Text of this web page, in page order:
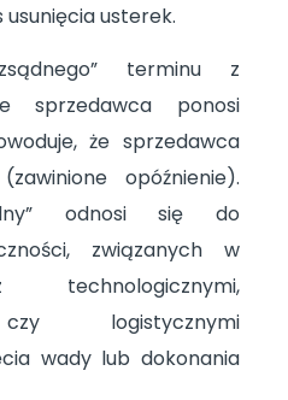
usunięcia usterek.
terminu z
sprzedawca ponosi
że sprzedawca
opóźnienie).
odnosi się do
związanych w
logistycznymi
wady lub dokonania